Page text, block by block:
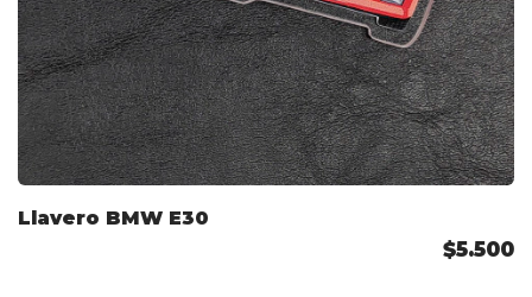
Llavero BMW E30
$5.500